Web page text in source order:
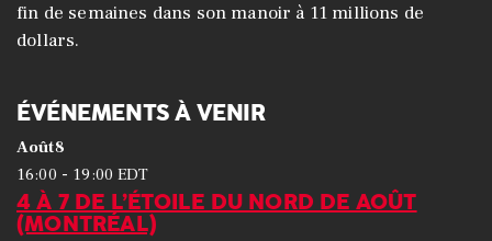
fin de semaines dans son manoir à 11 millions de
dollars.
ÉVÉNEMENTS À VENIR
Août8
16:00 - 19:00 EDT
4 À 7 DE L’ÉTOILE DU NORD DE AOÛT
(MONTRÉAL)